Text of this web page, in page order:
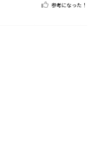
参考になった！